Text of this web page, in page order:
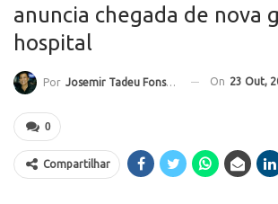
anuncia chegada de nova
hospital
Por Josemir Tadeu Fonseca On 23 Out,
0
Compartilhar